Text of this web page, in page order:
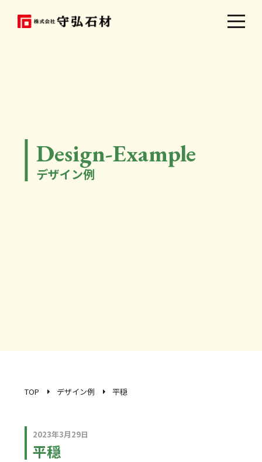
Design-Example
デザイン例
TOP デザイン例 平穏
2023年3月29日
平穏